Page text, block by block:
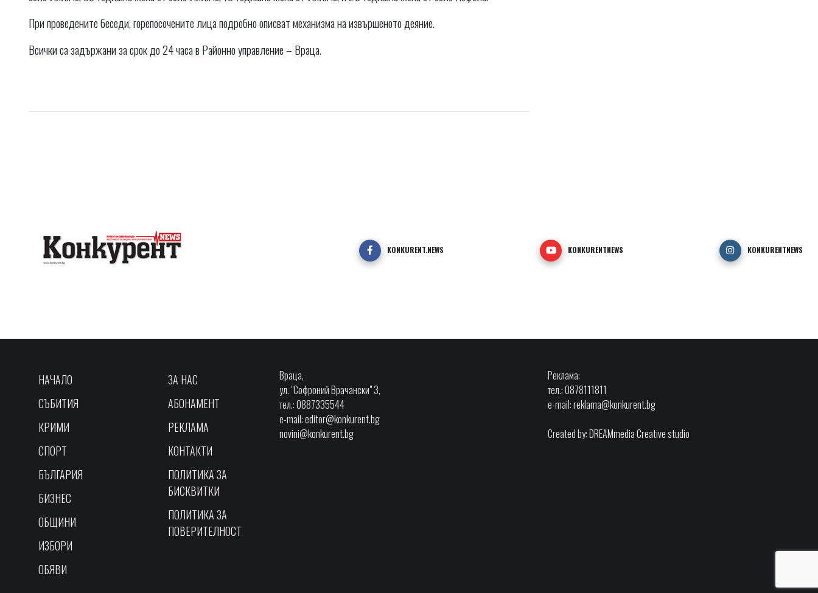
При проведените беседи, горепосочените лица подробно описват механизма на извършеното деяние.
Всички са задържани за срок до 24 часа в Районно управление – Враца.
KONKURENT.NEWS KONKURENTNEWS KONKURENTNEWS
НАЧАЛО
СЪБИТИЯ
КРИМИ
СПОРТ
БЪЛГАРИЯ
БИЗНЕС
ОБЩИНИ
ИЗБОРИ
ОБЯВИ
ЗА НАС
АБОНАМЕНТ
РЕКЛАМА
КОНТАКТИ
ПОЛИТИКА ЗА
БИСКВИТКИ
ПОЛИТИКА ЗА
ПОВЕРИТЕЛНОСТ
Враца,
ул. "Софроний Врачански" 3,
тел.: 0887335544
e-mail:editor@konkurent.bg
novini@konkurent.bg
Реклама:
тел.: 0878111811
e-mail:reklama@konkurent.bg
Created by:DREAMmedia Creative studio